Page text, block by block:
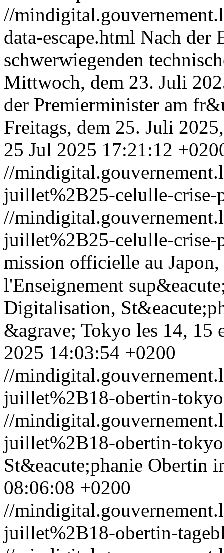
//
data-escape.html Nach der
schwerwiegenden
Mittwoch, dem 23. Juli
der Premierminister am
Freitags, dem 25. Juli
25 Jul 2025 17:21:12
//
juillet%2B25-celulle-crise-
//
juillet%2B25-celulle-crise-
mission officielle au
l'Enseignement
Digitalisation,
&agrave; Tokyo les 14,
2025 14:03:54 +0200
//
juillet%2B18-obertin-
//
juillet%2B18-obertin-
St&eacute;phanie Obertin
08:06:08 +0200
//
juillet%2B18-obertin-